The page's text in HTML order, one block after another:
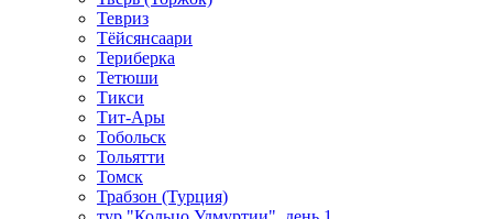
Тевриз
Тёйсянсаари
Териберка
Тетюши
Тикси
Тит-Ары
Тобольск
Тольятти
Томск
Трабзон (Турция)